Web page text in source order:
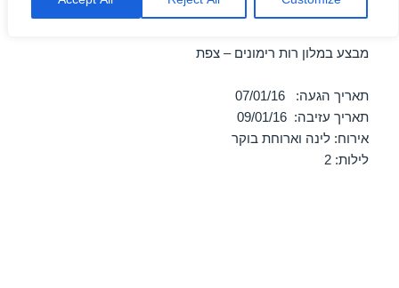
07/01/2016
מבצע במלון רות רימונים – צפת
תאריך הגעה: 07/01/16
תאריך עזיבה: 09/01/16
אירוח: לינה וארוחת בוקר
לילות: 2